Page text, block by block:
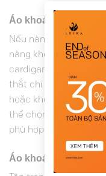
Áo khoác len
Nếu nàng yêu thích
nàng không thể bỏ
cardigan nữ của
thắt chi tiết nút hoặc
hoặc khoác ngoài
thể chọn lựa từ nhiều
phù hợp với phong
Áo khoác len croptop